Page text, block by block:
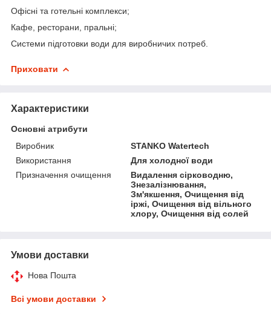
Офісні та готельні комплекси;
Кафе, ресторани, пральні;
Системи підготовки води для виробничих потреб.
Приховати
Характеристики
Основні атрибути
Виробник
STANKO Watertech
Використання
Для холодної води
Призначення очищення
Видалення сірководню,
Знезалізнювання,
Зм'якшення, Очищення від
іржі, Очищення від вільного
хлору, Очищення від солей
Умови доставки
Нова Пошта
Всі умови доставки